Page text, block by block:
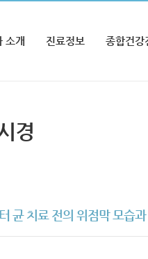
소개 진료정보 종합건강
경
균 치료 전의 위점막 모습